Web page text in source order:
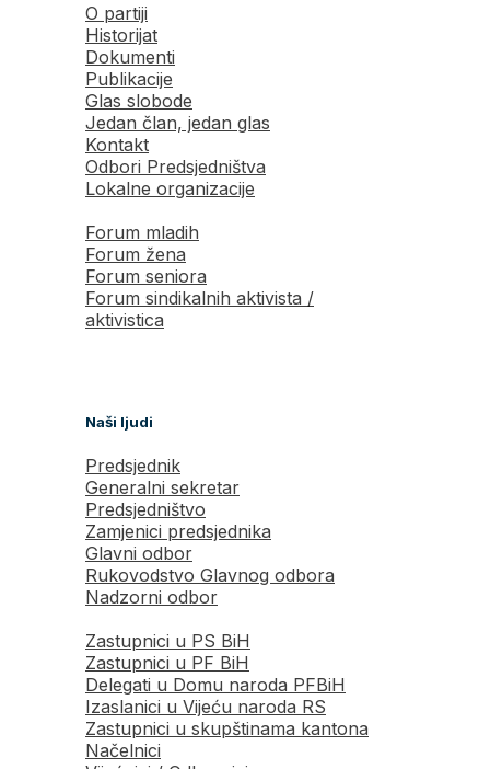
O partiji
Historijat
Dokumenti
Publikacije
Glas slobode
Jedan član, jedan glas
Kontakt
Odbori Predsjedništva
Lokalne organizacije
Forum mladih
Forum žena
Forum seniora
Forum sindikalnih aktivista /
aktivistica
Naši ljudi
Predsjednik
Generalni sekretar
Predsjedništvo
Zamjenici predsjednika
Glavni odbor
Rukovodstvo Glavnog odbora
Nadzorni odbor
Zastupnici u PS BiH
Zastupnici u PF BiH
Delegati u Domu naroda PFBiH
Izaslanici u Vijeću naroda RS
Zastupnici u skupštinama kantona
Načelnici